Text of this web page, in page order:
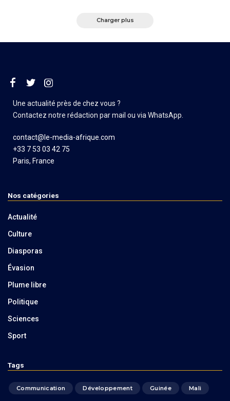
Charger plus
Une actualité près de chez vous ?
Contactez notre rédaction par mail ou via WhatsApp.
contact@le-media-afrique.com
+33 7 53 03 42 75
Paris, France
Nos catégories
Actualité
Culture
Diasporas
Évasion
Plume libre
Politique
Sciences
Sport
Tags
Communication Développement Guinée Mali